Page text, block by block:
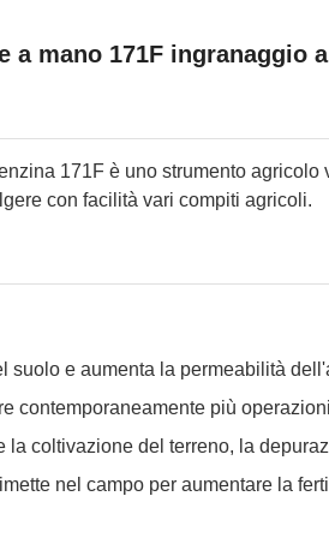
mano 171F ingranaggio
171F è uno strumento
con facilità vari compiti agricoli.
suolo e aumenta la permeabilità
contemporaneamente più
la coltivazione del terreno, la
nel campo per aumentare la